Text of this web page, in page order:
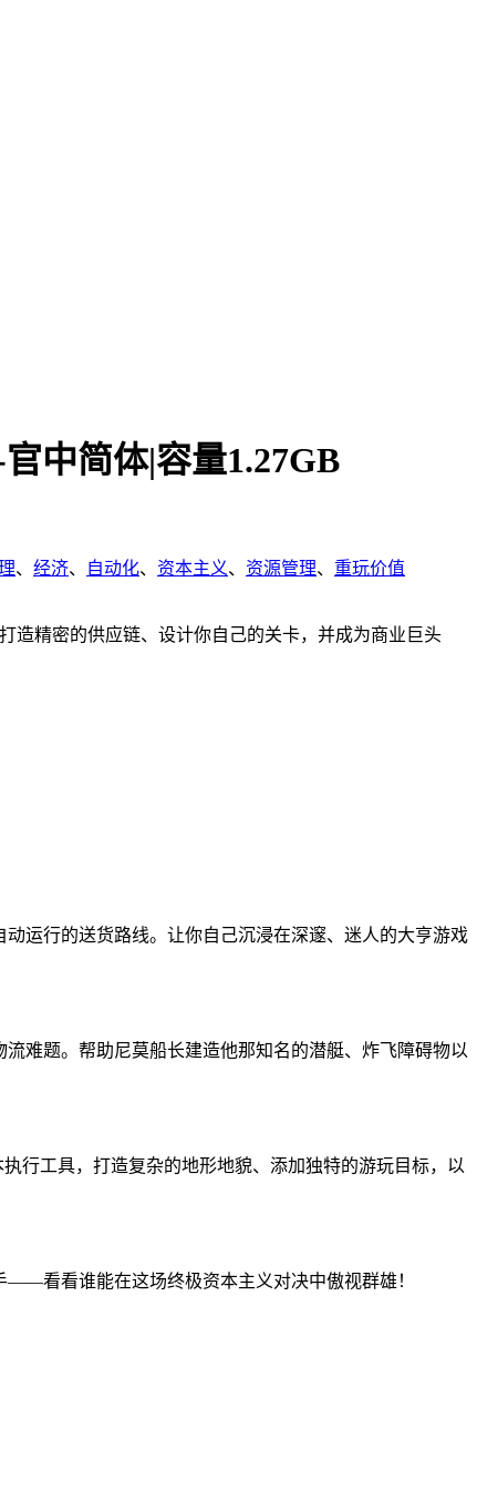
中简体|容量1.27GB
、 经济、 自动化、 资本主义、 资源管理、 重玩价值
造精密的供应链、设计你自己的关卡，并成为商业巨头
运行的送货路线。让你自己沉浸在深邃、迷人的大亨游戏
难题。帮助尼莫船长建造他那知名的潜艇、炸飞障碍物以
行工具，打造复杂的地形地貌、添加独特的游玩目标，以
看看谁能在这场终极资本主义对决中傲视群雄！